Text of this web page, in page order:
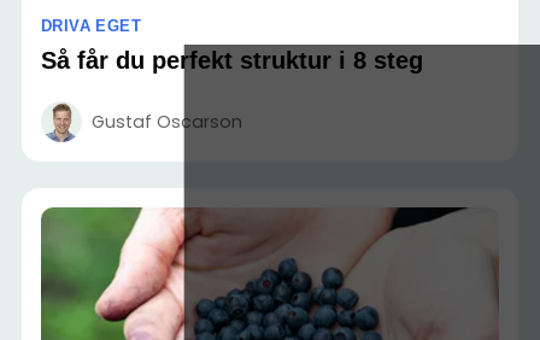
DRIVA EGET
Så får du perfekt struktur i 8 steg
Gustaf Oscarson